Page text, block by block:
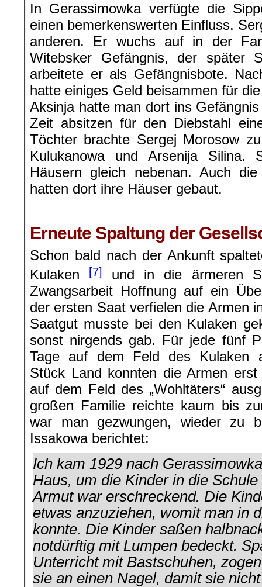
In Gerassimowka verfügte die
einen bemerkenswerten Einfluss.
anderen. Er wuchs auf in der
Witebsker Gefängnis, der später
arbeitete er als Gefängnisbote.
hatte einiges Geld beisammen für
Aksinja hatte man dort ins
Zeit absitzen für den Diebstahl
Töchter brachte Sergej Morosow
Kulukanowa und Arsenija Silina.
Häusern gleich nebenan. Auch
hatten dort ihre Häuser gebaut.
Erneute Spaltung der
Schon bald nach der Ankunft
Kulaken
[7]
und in die ärmeren
Zwangsarbeit Hoffnung auf ein
der ersten Saat verfielen die Armen
Saatgut musste bei den Kulaken
sonst nirgends gab. Für jede fünf
Tage auf dem Feld des Kulaken
Stück Land konnten die Armen
auf dem Feld des „Wohltäters“
großen Familie reichte kaum bis
war man gezwungen, wieder zu
Issakowa berichtet:
Ich kam 1929 nach
Haus, um die Kinder in die
Armut war erschreckend. Die
etwas anzuziehen, womit man in
konnte. Die Kinder saßen
notdürftig mit Lumpen bedeckt.
Unterricht mit Bastschuhen,
sie an einen Nagel, damit sie